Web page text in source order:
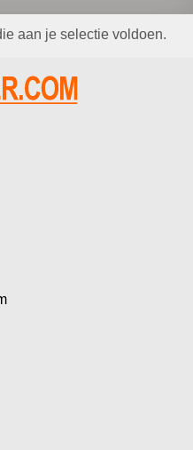
aan je selectie voldoen.